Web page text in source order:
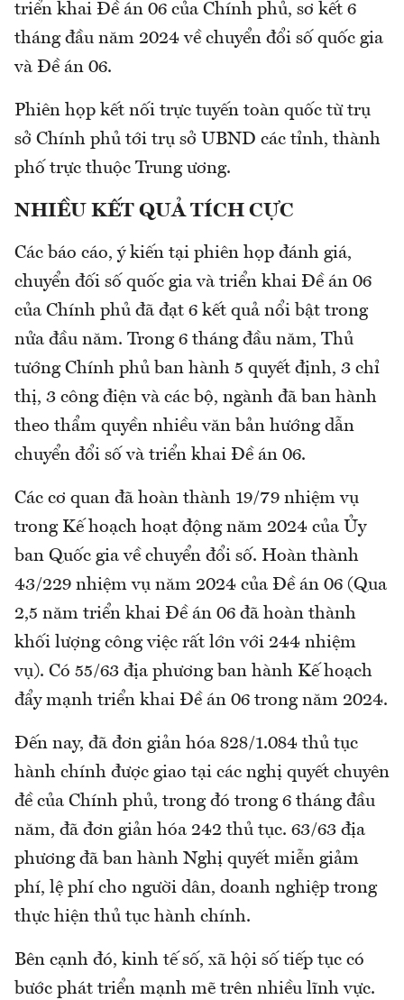
triển khai Đề án 06 của Chính phủ, sơ kết 6
tháng đầu năm 2024 về chuyển đổi số quốc gia
và Đề án 06.
Phiên họp kết nối trực tuyến toàn quốc từ trụ
sở Chính phủ tới trụ sở UBND các tỉnh, thành
phố trực thuộc Trung ương.
NHIỀU KẾT QUẢ TÍCH CỰC
Các báo cáo, ý kiến tại phiên họp đánh giá,
chuyển đối số quốc gia và triển khai Đề án 06
của Chính phủ đã đạt 6 kết quả nổi bật trong
nửa đầu năm. Trong 6 tháng đầu năm, Thủ
tướng Chính phủ ban hành 5 quyết định, 3 chỉ
thị, 3 công điện và các bộ, ngành đã ban hành
theo thẩm quyền nhiều văn bản hướng dẫn
chuyển đổi số và triển khai Đề án 06.
Các cơ quan đã hoàn thành 19/79 nhiệm vụ
trong Kế hoạch hoạt động năm 2024 của Ủy
ban Quốc gia về chuyển đổi số. Hoàn thành
43/229 nhiệm vụ năm 2024 của Đề án 06 (Qua
2,5 năm triển khai Đề án 06 đã hoàn thành
khối lượng công việc rất lớn với 244 nhiệm
vụ). Có 55/63 địa phương ban hành Kế hoạch
đẩy mạnh triển khai Đề án 06 trong năm 2024.
Đến nay, đã đơn giản hóa 828/1.084 thủ tục
hành chính được giao tại các nghị quyết chuyên
đề của Chính phủ, trong đó trong 6 tháng đầu
năm, đã đơn giản hóa 242 thủ tục. 63/63 địa
phương đã ban hành Nghị quyết miễn giảm
phí, lệ phí cho người dân, doanh nghiệp trong
thực hiện thủ tục hành chính.
Bên cạnh đó, kinh tế số, xã hội số tiếp tục có
bước phát triển mạnh mẽ trên nhiều lĩnh vực.